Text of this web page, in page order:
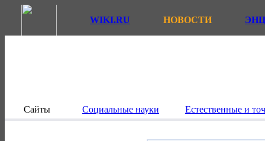
WIKI.RU НОВОСТИ
Сайты Социальные науки Естественные и